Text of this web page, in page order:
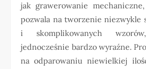
jak grawerowanie
pozwala na tworzenie niezwykle
i skomplikowanych
jednocześnie bardzo wyraźne.
na odparowaniu niewielkiej